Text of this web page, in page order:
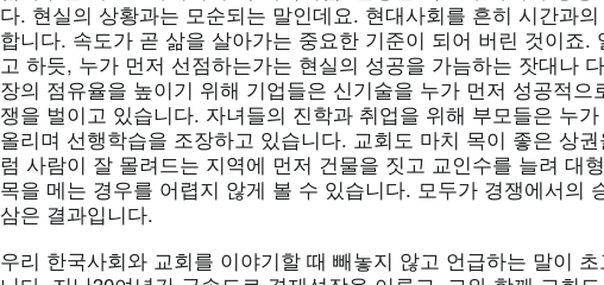
다. 현실의 상황과는 모순되는 말인데요. 현대사회를 흔히 시간과
합니다. 속도가 곧 삶을 살아가는 중요한 기준이 되어 버린 것이죠.
고 하듯, 누가 먼저 선점하는가는 현실의 성공을 가늠하는 잣대나
장의 점유율을 높이기 위해 기업들은 신기술을 누가 먼저 성공적으
쟁을 벌이고 있습니다. 자녀들의 진학과 취업을 위해 부모들은 누
올리며 선행학습을 조장하고 있습니다. 교회도 마치 목이 좋은 상
럼 사람이 잘 몰려드는 지역에 먼저 건물을 짓고 교인수를 늘려 대
목을 메는 경우를 어렵지 않게 볼 수 있습니다. 모두가 경쟁에서의
삼은 결과입니다.
우리 한국사회와 교회를 이야기할 때 빼놓지 않고 언급하는 말이